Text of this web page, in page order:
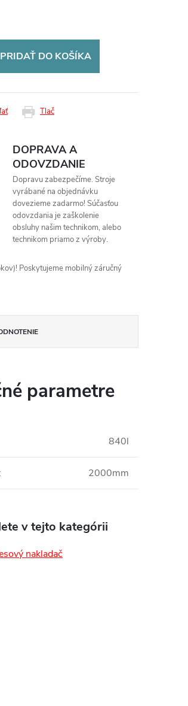
PRIDAŤ DO KOŠÍKA
Tlač
DOPRAVA A
ODOVZDANIE
Dopravu zabezpečíme. Stroje
vyrábané na objednávku
dovezieme zadarmo! Súčasťou
odovzdania je zaškolenie
obsluhy našim technikom, alebo
technikom priamo z výroby.
Poskytujeme mobilný záručný
parametre
840l
: 2000mm
v tejto kategórii
nakladač